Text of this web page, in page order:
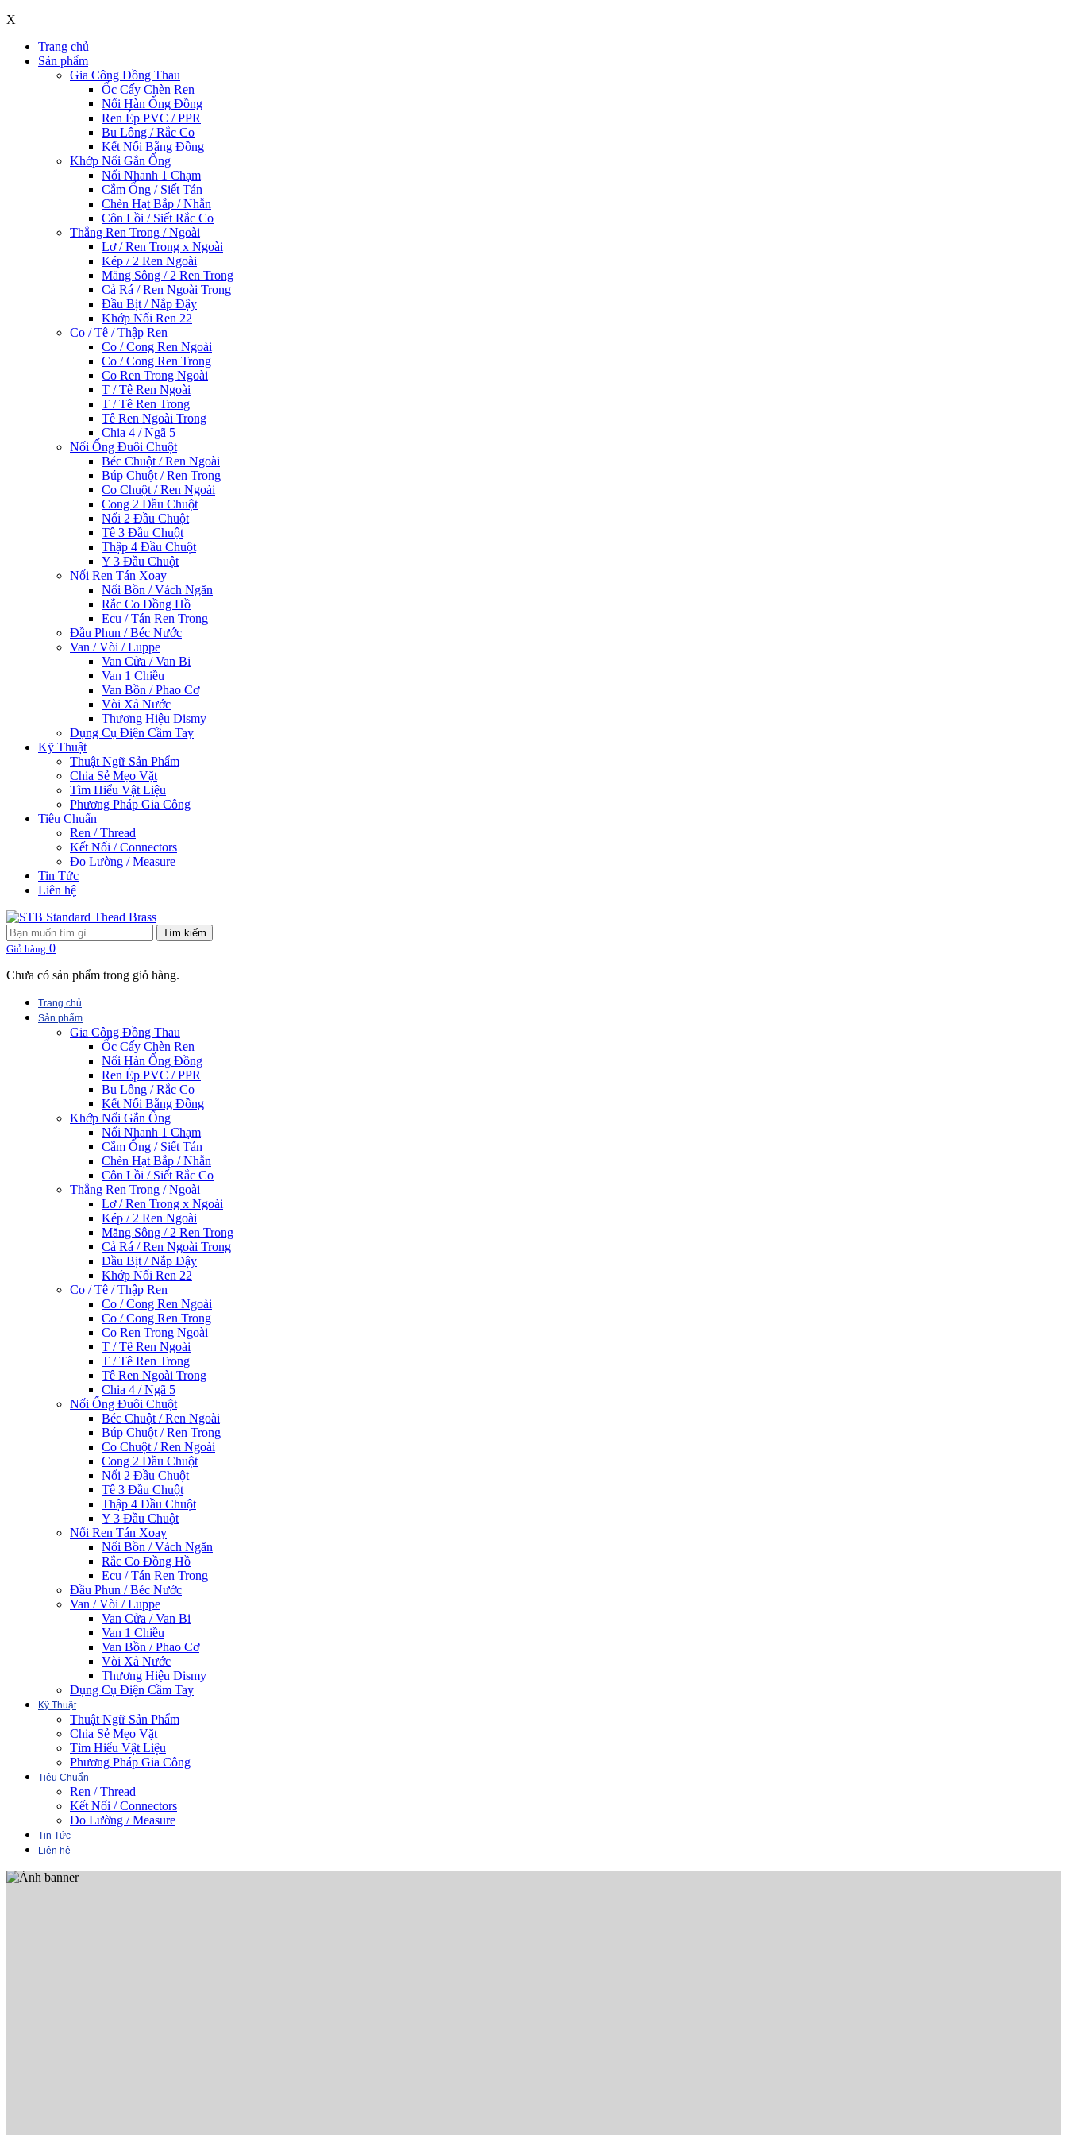
X
Trang chủ
Sản phẩm
Gia Công Đồng Thau
Ốc Cấy Chèn Ren
Nối Hàn Ống Đồng
Ren Ép PVC / PPR
Bu Lông / Rắc Co
Kết Nối Bằng Đồng
Khớp Nối Gắn Ống
Nối Nhanh 1 Chạm
Cắm Ống / Siết Tán
Chèn Hạt Bắp / Nhẫn
Côn Lồi / Siết Rắc Co
Thẳng Ren Trong / Ngoài
Lơ / Ren Trong x Ngoài
Kép / 2 Ren Ngoài
Măng Sông / 2 Ren Trong
Cả Rá / Ren Ngoài Trong
Đầu Bịt / Nắp Đậy
Khớp Nối Ren 22
Co / Tê / Thập Ren
Co / Cong Ren Ngoài
Co / Cong Ren Trong
Co Ren Trong Ngoài
T / Tê Ren Ngoài
T / Tê Ren Trong
Tê Ren Ngoài Trong
Chia 4 / Ngã 5
Nối Ống Đuôi Chuột
Béc Chuột / Ren Ngoài
Búp Chuột / Ren Trong
Co Chuột / Ren Ngoài
Cong 2 Đầu Chuột
Nối 2 Đầu Chuột
Tê 3 Đầu Chuột
Thập 4 Đầu Chuột
Y 3 Đầu Chuột
Nối Ren Tán Xoay
Nối Bồn / Vách Ngăn
Rắc Co Đồng Hồ
Ecu / Tán Ren Trong
Đầu Phun / Béc Nước
Van / Vòi / Luppe
Van Cửa / Van Bi
Van 1 Chiều
Van Bồn / Phao Cơ
Vòi Xả Nước
Thương Hiệu Dismy
Dụng Cụ Điện Cầm Tay
Kỹ Thuật
Thuật Ngữ Sản Phẩm
Chia Sẻ Mẹo Vặt
Tìm Hiểu Vật Liệu
Phương Pháp Gia Công
Tiêu Chuẩn
Ren / Thread
Kết Nối / Connectors
Đo Lường / Measure
Tin Tức
Liên hệ
Tìm kiếm
Giỏ hàng 0
Chưa có sản phẩm trong giỏ hàng.
Trang chủ
Sản phẩm
Gia Công Đồng Thau
Ốc Cấy Chèn Ren
Nối Hàn Ống Đồng
Ren Ép PVC / PPR
Bu Lông / Rắc Co
Kết Nối Bằng Đồng
Khớp Nối Gắn Ống
Nối Nhanh 1 Chạm
Cắm Ống / Siết Tán
Chèn Hạt Bắp / Nhẫn
Côn Lồi / Siết Rắc Co
Thẳng Ren Trong / Ngoài
Lơ / Ren Trong x Ngoài
Kép / 2 Ren Ngoài
Măng Sông / 2 Ren Trong
Cả Rá / Ren Ngoài Trong
Đầu Bịt / Nắp Đậy
Khớp Nối Ren 22
Co / Tê / Thập Ren
Co / Cong Ren Ngoài
Co / Cong Ren Trong
Co Ren Trong Ngoài
T / Tê Ren Ngoài
T / Tê Ren Trong
Tê Ren Ngoài Trong
Chia 4 / Ngã 5
Nối Ống Đuôi Chuột
Béc Chuột / Ren Ngoài
Búp Chuột / Ren Trong
Co Chuột / Ren Ngoài
Cong 2 Đầu Chuột
Nối 2 Đầu Chuột
Tê 3 Đầu Chuột
Thập 4 Đầu Chuột
Y 3 Đầu Chuột
Nối Ren Tán Xoay
Nối Bồn / Vách Ngăn
Rắc Co Đồng Hồ
Ecu / Tán Ren Trong
Đầu Phun / Béc Nước
Van / Vòi / Luppe
Van Cửa / Van Bi
Van 1 Chiều
Van Bồn / Phao Cơ
Vòi Xả Nước
Thương Hiệu Dismy
Dụng Cụ Điện Cầm Tay
Kỹ Thuật
Thuật Ngữ Sản Phẩm
Chia Sẻ Mẹo Vặt
Tìm Hiểu Vật Liệu
Phương Pháp Gia Công
Tiêu Chuẩn
Ren / Thread
Kết Nối / Connectors
Đo Lường / Measure
Tin Tức
Liên hệ